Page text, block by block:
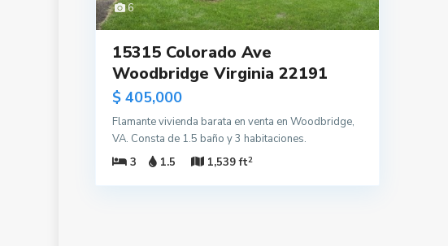
6
15315 Colorado Ave
Woodbridge Virginia 22191
$ 405,000
Flamante vivienda barata en venta en Woodbridge,
VA. Consta de 1.5 baño y 3 habitaciones.
3
1.5 1,539 ft2